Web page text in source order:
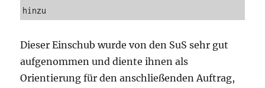
hinzu
Dieser Einschub wurde von den SuS sehr gut
aufgenommen und diente ihnen als
Orientierung für den anschließenden Auftrag,